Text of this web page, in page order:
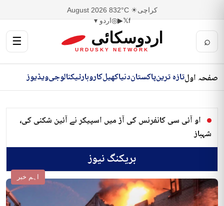
کراچی☀ 32°C
8 August 2026
f
𝕏
▶
◎اردو ▾
⌕ اردوسکائی
URDUSKY NETWORK
☰
صفحہ اولتازہ ترینپاکستاندنیاکھیلکاروبارٹیکنالوجیویڈیوز
او آئی سی کانفرنس کی آڑ میں اسپیکر نے آئین شکنی کی،
شہباز
بریکنگ نیوز
اہم خبر